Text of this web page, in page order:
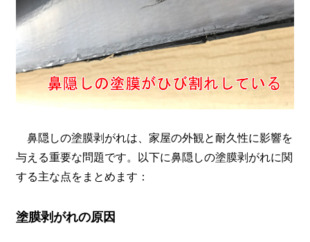
鼻隠しの塗膜剥がれは、家屋の外観と耐久性に影響を
与える重要な問題です。以下に鼻隠しの塗膜剥がれに関
する主な点をまとめます：
塗膜剥がれの原因